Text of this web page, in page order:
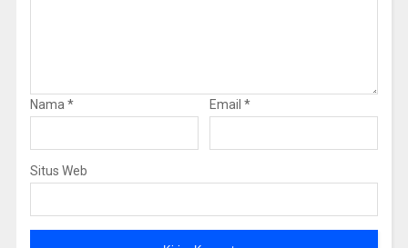
Nama * Email *
Situs Web